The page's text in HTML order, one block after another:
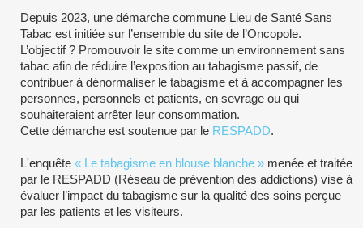
Depuis 2023, une démarche commune Lieu de Santé Sans
Tabac est initiée sur l’ensemble du site de l’Oncopole.
L’objectif ? Promouvoir le site comme un environnement sans
tabac afin de réduire l’exposition au tabagisme passif, de
contribuer à dénormaliser le tabagisme et à accompagner les
personnes, personnels et patients, en sevrage ou qui
souhaiteraient arrêter leur consommation.
Cette démarche est soutenue par le RESPADD.
L'enquête « Le tabagisme en blouse blanche » menée et traitée
par le RESPADD (Réseau de prévention des addictions) vise à
évaluer l’impact du tabagisme sur la qualité des soins perçue
par les patients et les visiteurs.